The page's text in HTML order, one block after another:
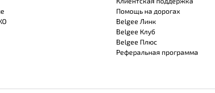
Помощь на дорогах
Belgee Линк
Belgee Клуб
Belgee Плюс
Реферальная программа